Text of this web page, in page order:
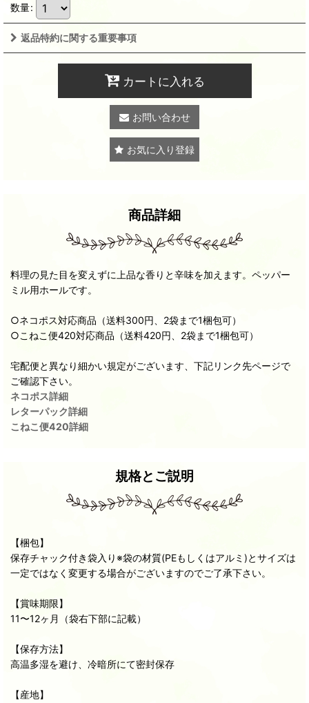
数量:
返品特約に関する重要事項
カートに入れる
お問い合わせ
お気に入り登録
商品詳細
料理の見た目を変えずに上品な香りと辛味を加えます。ペッパー
ミル用ホールです。
○ネコポス対応商品（送料300円、2袋まで1梱包可）
○こねこ便420対応商品（送料420円、2袋まで1梱包可）
宅配便と異なり細かい規定がございます、下記リンク先ページで
ご確認下さい。
ネコポス詳細
レターパック詳細
こねこ便420詳細
規格とご説明
【梱包】
保存チャック付き袋入り※袋の材質(PEもしくはアルミ)とサイズは
一定ではなく変更する場合がございますのでご了承下さい。
【賞味期限】
11〜12ヶ月（袋右下部に記載）
【保存方法】
高温多湿を避け、冷暗所にて密封保存
【産地】